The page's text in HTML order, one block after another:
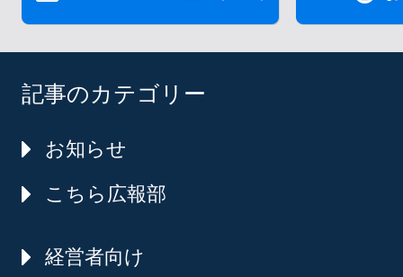
記事のカテゴリー
お知らせ
こちら広報部
経営者向け